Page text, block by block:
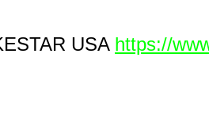
USA https://